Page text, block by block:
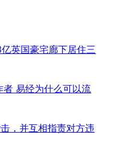
英国豪宅廊下居住三
易经为什么可以流
，并互相指责对方违